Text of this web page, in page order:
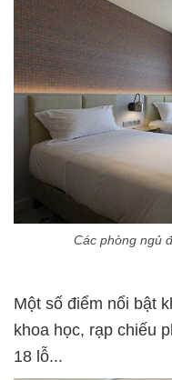
Các phòng ngủ
Một số điểm nổi bật
khoa học, rạp chiếu
18 lỗ...